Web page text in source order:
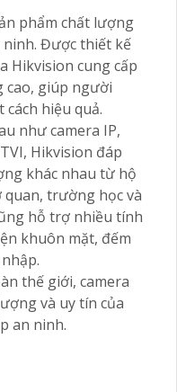
phẩm chất lượng
Được thiết kế
Hikvision cung cấp
cao, giúp người
hiệu quả.
như camera IP,
Hikvision đáp
khác nhau từ hộ
trường học và
hỗ trợ nhiều tính
khuôn mặt, đếm
thế giới, camera
và uy tín của
an ninh.